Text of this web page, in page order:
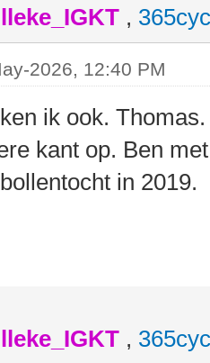
,
2026, 12:40 PM
ik ook.
kant op. Ben
in 2019.
,